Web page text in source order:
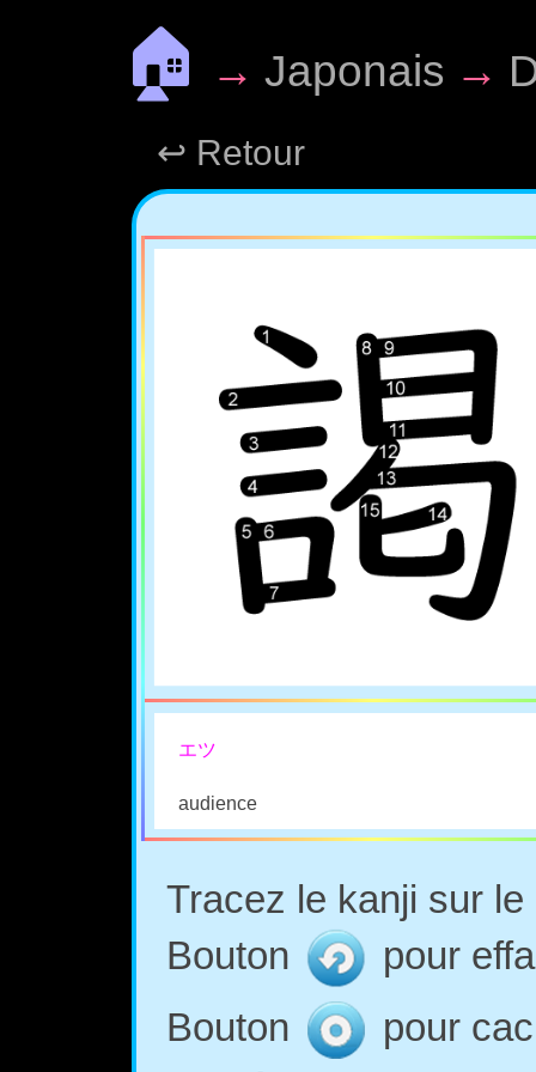
🏠 → Japonais →
↩ Retour
エツ
audience
Tracez le kanji sur
Bouton
pour
Bouton
pour